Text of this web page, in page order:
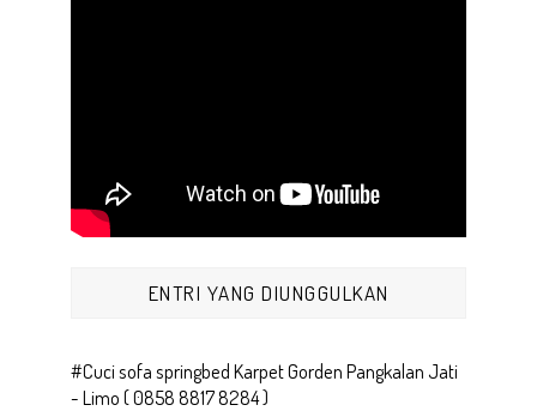
ENTRI YANG DIUNGGULKAN
#Cuci sofa springbed Karpet Gorden Pangkalan Jati
- Limo ( 0858 8817 8284 )